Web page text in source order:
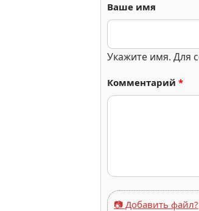
Ваше имя
Укажите имя. Для
Комментарий *
📷 Добавить файл?